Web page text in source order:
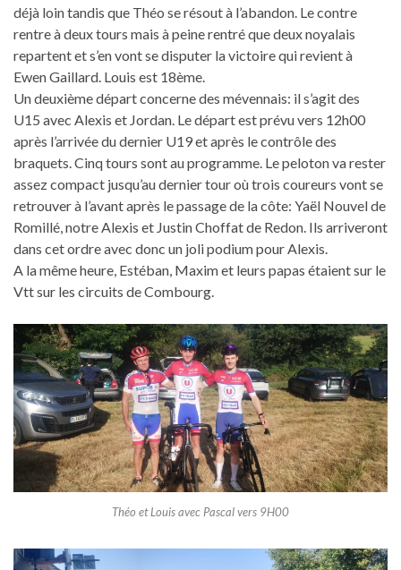
déjà loin tandis que Théo se résout à l’abandon. Le contre
rentre à deux tours mais à peine rentré que deux noyalais
repartent et s’en vont se disputer la victoire qui revient à
Ewen Gaillard. Louis est 18ème.
Un deuxième départ concerne des mévennais: il s’agit des
U15 avec Alexis et Jordan. Le départ est prévu vers 12h00
après l’arrivée du dernier U19 et après le contrôle des
braquets. Cinq tours sont au programme. Le peloton va rester
assez compact jusqu’au dernier tour où trois coureurs vont se
retrouver à l’avant après le passage de la côte: Yaël Nouvel de
Romillé, notre Alexis et Justin Choffat de Redon. Ils arriveront
dans cet ordre avec donc un joli podium pour Alexis.
A la même heure, Estéban, Maxim et leurs papas étaient sur le
Vtt sur les circuits de Combourg.
Théo et Louis avec Pascal vers 9H00